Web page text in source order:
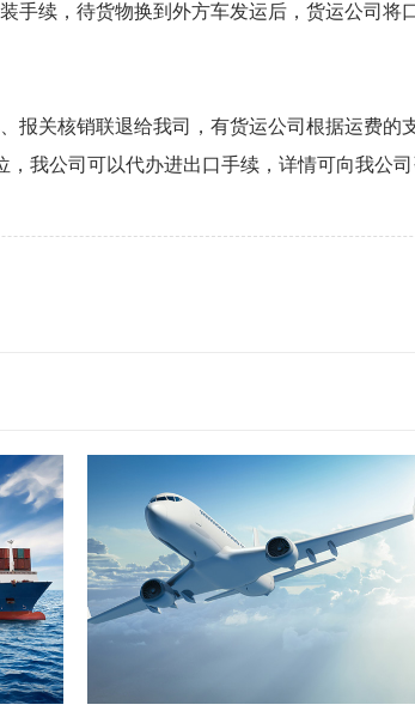
手续，待货物换到外方车发运后，货运公司将
报关核销联退给我司，有货运公司根据运费的
我公司可以代办进出口手续，详情可向我公司